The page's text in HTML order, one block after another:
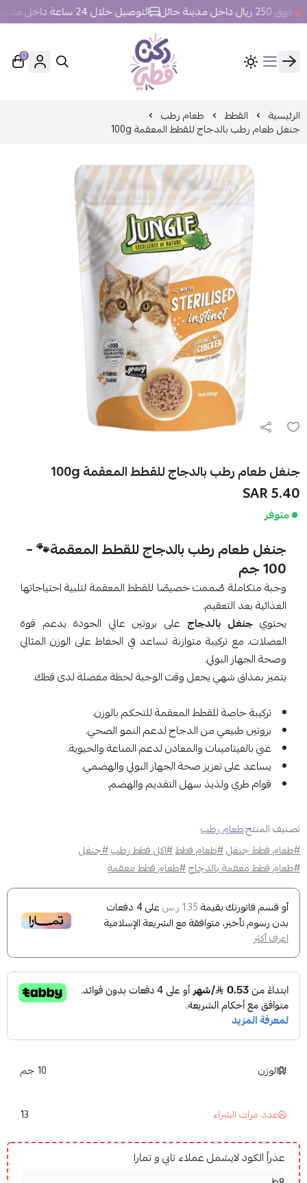
مدينة حائل التوصيل خلال 24 ساعة داخل مدينة حائل.
ركن قطي
0
الرئيسية القطط طعام رطب
جنغل طعام رطب بالدجاج للقطط المعقمة 100g
جنغل طعام رطب بالدجاج للقطط المعقمة 100g
5.40 SAR
متوفر
جنغل طعام رطب بالدجاج للقطط المعقمة🐾
–
100 جم
وجبة متكاملة صُممت خصيصًا للقطط المعقمة لتلبية احتياجاتها
الغذائية بعد التعقيم.
يحتويجنغل بالدجاج على بروتين عالي الجودة يدعم قوة
العضلات، مع تركيبة متوازنة تساعد في الحفاظ على الوزن المثالي
وصحة الجهاز البولي.
يتميز بمذاق شهي يجعل وقت الوجبة لحظة مفضلة لدى قطك.
تركيبة خاصة للقطط المعقمة للتحكم بالوزن.
بروتين طبيعي من الدجاج لدعم النمو الصحي.
غني بالفيتامينات والمعادن لدعم المناعة والحيوية.
يساعد على تعزيز صحة الجهاز البولي والهضمي.
قوام طري ولذيذ سهل التقديم والهضم.
تصنيف المنتج:طعام رطب
#طعام قطط جنغل#طعام قطط#اكل قطط رطب#جنغل
#طعام قطط معقمة بالدجاج#طعام قطط معقمة
أو قسم فاتورتك بقيمة 1.35 ر.س على4 دفعات
بدون رسوم تأخير، متوافقة مع الشريعة الإسلامية
اعرف أكثر
الوزن 10 جم
عدد مرات الشراء 13
عذراً الكود لايشمل عملاء تابي و تمارا